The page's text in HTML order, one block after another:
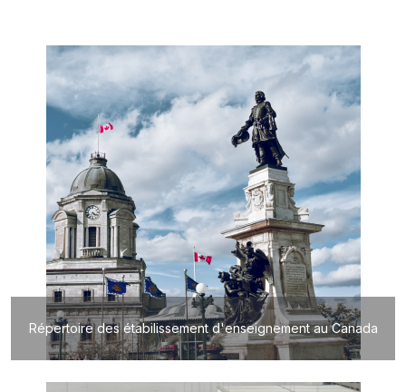
Répertoire des étabilissement d'enseignement au Canada